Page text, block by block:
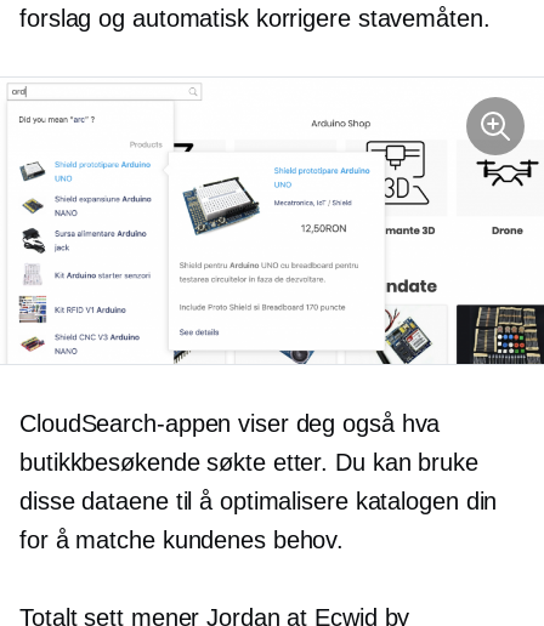
forslag og automatisk korrigere stavemåten.
CloudSearch-appen viser deg også hva
butikkbesøkende søkte etter. Du kan bruke
disse dataene til å optimalisere katalogen din
for å matche kundenes behov.
Totalt sett mener Jordan at Ecwid by